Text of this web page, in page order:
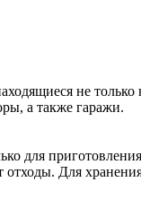
не
а также гаражи.
для
Для